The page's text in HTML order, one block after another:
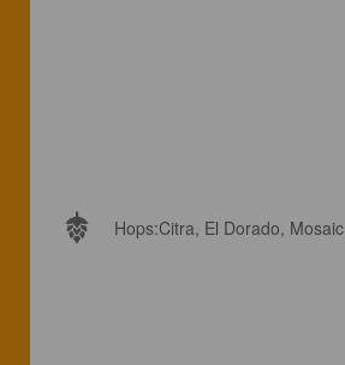
Hops:Citra, El Dorado, Mosaic